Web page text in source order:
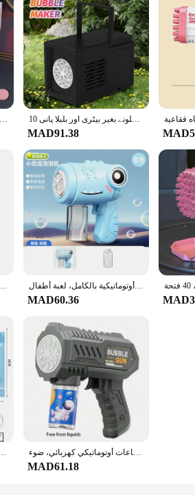
tool for educational purposes. It can be
a unique and engaging activity for their
مسدس فقاعات مسامية محمولة بـ 40 فتحة/لعبة زفاف/لعبة فقاعات خارجية (بدون فقاعات ماء) 10 سوراخ ہینڈ ہیلڈ بلبلا مشین بلبلا بندوق شادی بیرونی بچوں کے ہینڈ ہیلڈ بیرونی کھلونے بغیر بیٹری اور بلبلا پانی
MAD91.38
الأطفال فقاعة بندقية كهربائية ، آلة فقاعة ، في الهواء الطلق الوالدين والطفل تهب اللعب دون بطارية ، 32 ثقوب أحدث مسدس فقاعات ديناصور محمول باليد كرتوني بدون تسرب، ماكينة فقاعات خفيفة متعددة الفتحات أوتوماتيكية بالكامل، لعبة أطفال GIF
MAD60.36
مسدس فقاعات آلي بالكامل لرواد الفضاء ، آلة فقاعات الصواريخ ، آلة نفخ رائد فضاء للأطفال، قاذفة صاروخية متعددة الفتحات، محمولة باليد، مسدس فقاعات أوتوماتيكي كهربائي، ضوء LED للبنين والبنات
MAD61.18